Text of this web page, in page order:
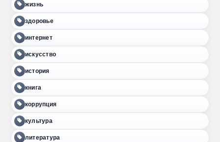
жизнь
здоровье
интернет
искусство
история
книга
коррупция
культура
литература